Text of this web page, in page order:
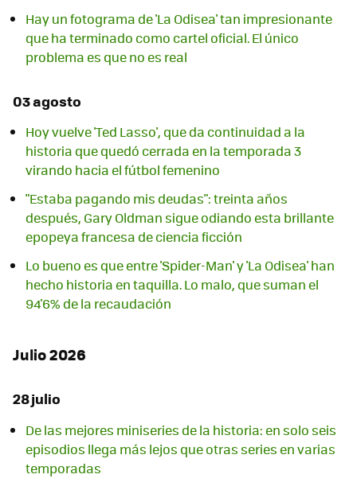
Hay un fotograma de 'La Odisea' tan impresionante
que ha terminado como cartel oficial. El único
problema es que no es real
03 agosto
Hoy vuelve 'Ted Lasso', que da continuidad a la
historia que quedó cerrada en la temporada 3
virando hacia el fútbol femenino
"Estaba pagando mis deudas": treinta años
después, Gary Oldman sigue odiando esta brillante
epopeya francesa de ciencia ficción
Lo bueno es que entre 'Spider-Man' y 'La Odisea' han
hecho historia en taquilla. Lo malo, que suman el
94'6% de la recaudación
Julio 2026
28 julio
De las mejores miniseries de la historia: en solo seis
episodios llega más lejos que otras series en varias
temporadas